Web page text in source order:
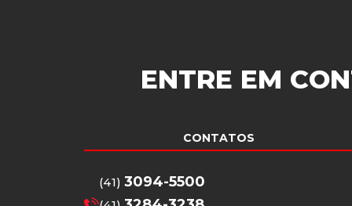
ENTRE EM
CONTATOS
(41) 3094-5500